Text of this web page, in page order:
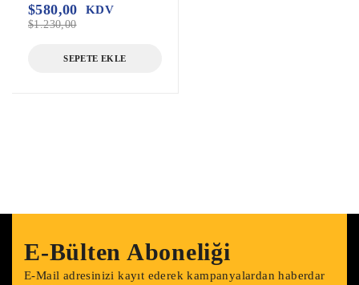
$1.230,00
$580,00 KDV
SEPETE EKLE
E-Bülten Aboneliği
E-Mail adresinizi kayıt ederek kampanyalardan haberdar